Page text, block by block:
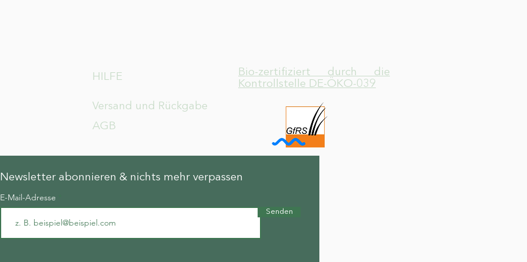
HILFE
Bio-zertifiziert durch die
Kontrollstelle DE-ÖKO-039
Versand und Rückgabe
AGB
Newsletter abonnieren & nichts mehr verpassen
E-Mail-Adresse
Senden